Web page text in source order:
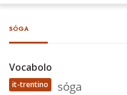
sóga
Vocabolo
it-trentino sóga